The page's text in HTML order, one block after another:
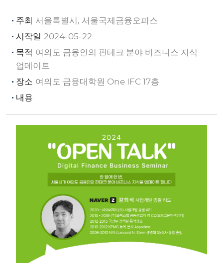
주최 서울특별시, 서울국제금융오피스
시작일 2024-05-22
목적 여의도 금융인의 핀테크 분야 비즈니스 지식
업데이트
장소 여의도 금융대학원 One IFC 17층
내용